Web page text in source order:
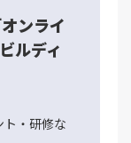
ンライ
ルディ
・研修な